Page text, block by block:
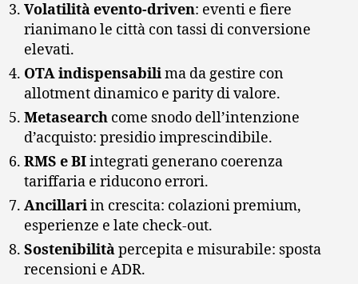
Volatilità evento-driven: eventi e fiere
rianimano le città con tassi di conversione
elevati.
OTA indispensabilima da gestire con
allotment dinamico e parity di valore.
Metasearch come snodo dell’intenzione
d’acquisto: presidio imprescindibile.
RMS e BIintegrati generano coerenza
tariffaria e riducono errori.
Ancillariin crescita: colazioni premium,
esperienze e late check-out.
Sostenibilitàpercepita e misurabile: sposta
recensioni e ADR.